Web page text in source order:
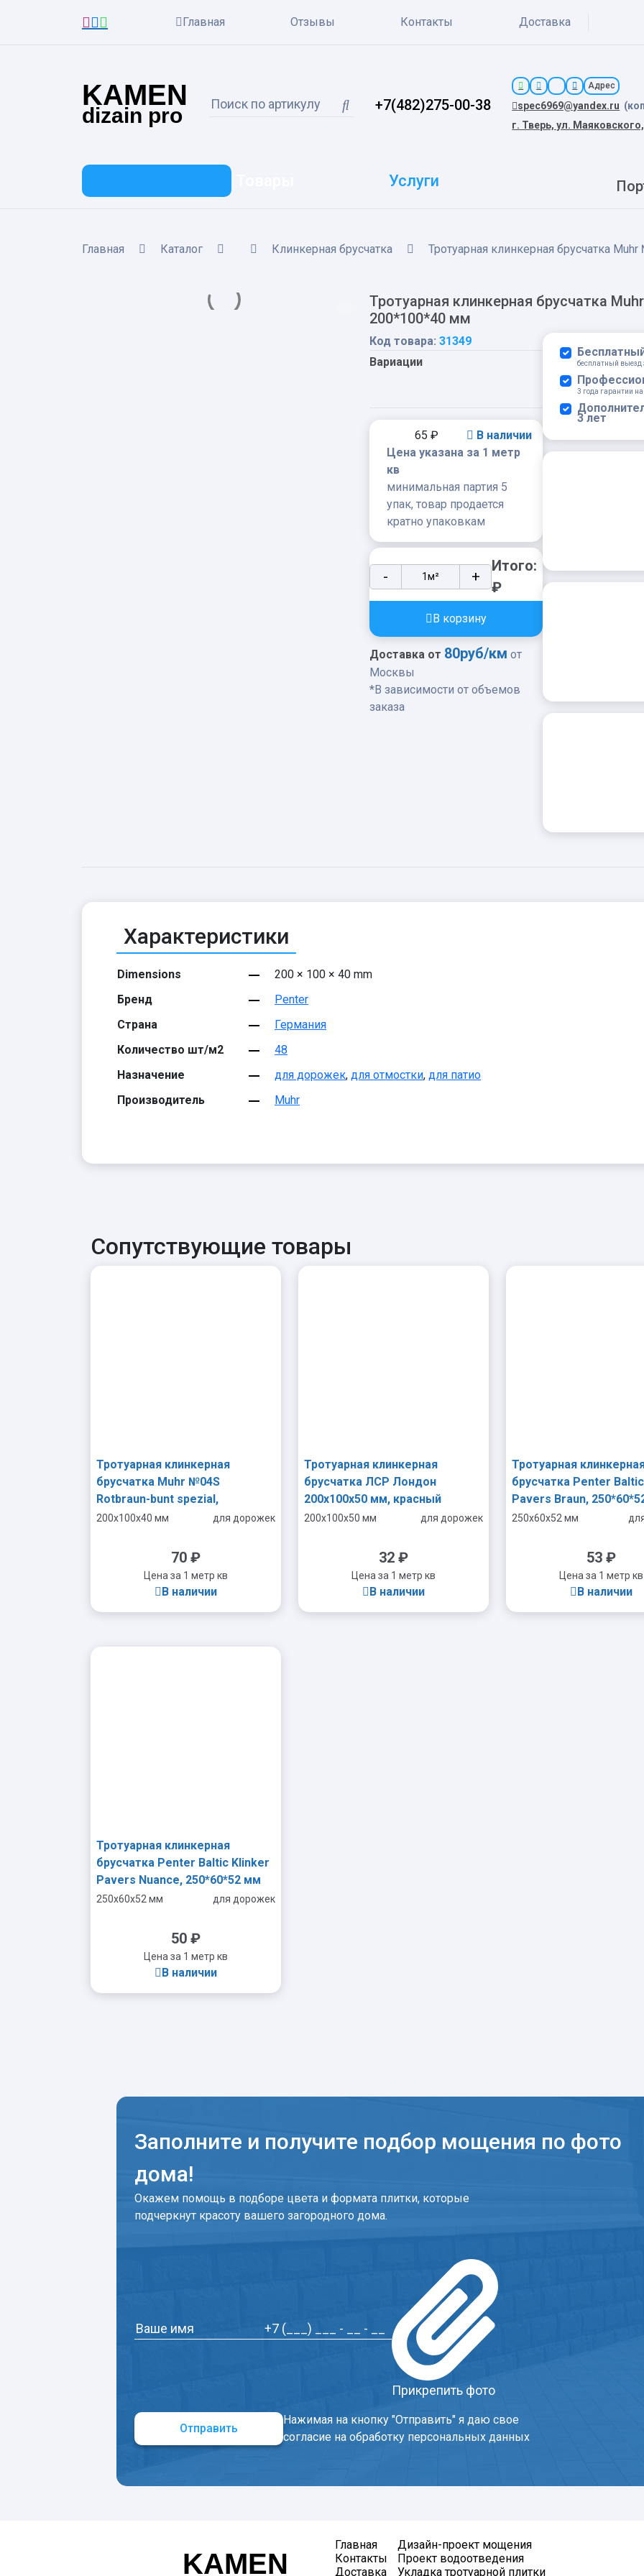
Главная Отзывы Контакты Доставка
KAMEN
dizain pro +7(482)275-00-38
Адрес
spec6969@yandex.ru
г. Тверь, ул.
Услуги
Главная Каталог Клинкерная брусчатка Тротуарная клинкерная брусчатка
Тротуарная клинкерная брусчатка
200*100*40 мм
Код товара: 31349
Вариации
65 ₽
В наличии
Цена указана за 1 метр
кв
минимальная партия 5
упак, товар продается
кратно упаковкам
Тротуарная
клинкерная
№06S
Hellbraun-
bunt
spezial,
200*100*40
- +
Итого:
₽
В корзину
Доставка от 80руб/км от
Москвы
*В зависимости от объемов
заказа
бесплатный выезд
3 года гарантии
3 лет
Характеристики
Dimensions
200 × 100 × 40 mm
Бренд
Penter
Страна
Германия
Количество шт/м2
48
Назначение
для дорожек, для отмостки, для патио
Производитель
Muhr
Сопутствующие товары
Тротуарная клинкерная
брусчатка Muhr №04S
Rotbraun-bunt spezial,
200*100*40 мм
200x100x40 мм для дорожек
70 ₽
Цена за 1 метр кв
В наличии
Тротуарная клинкерная
брусчатка ЛСР Лондон
200х100х50 мм, красный
200x100x50 мм для дорожек
32 ₽
Цена за 1 метр кв
В наличии
Тротуарная
брусчатка Penter
Pavers Braun,
Оранжевый
250x60x52 мм
53 ₽
Цена за 1 метр кв
В наличии
Тротуарная клинкерная
брусчатка Penter Baltic Klinker
Pavers Nuance, 250*60*52 мм
250x60x52 мм для дорожек
50 ₽
Цена за 1 метр кв
В наличии
Заполните и получите подбор мощения по фото
дома!
Окажем помощь в подборе цвета и формата плитки, которые
подчеркнут красоту вашего загородного дома.
Прикрепить фото
Отправить
Нажимая на кнопку "Отправить" я даю свое
согласие на обработку персональных данных
KAMEN
Главная
Контакты
Доставка
Дизайн-проект мощения
Проект водоотведения
Укладка тротуарной плитки